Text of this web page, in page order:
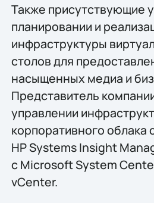
Также присутствующие
планировании и
инфраструктуры
столов для
насыщенных медиа и
Представитель
управлении
корпоративного облака
HP Systems Insight
с Microsoft System
vCenter.